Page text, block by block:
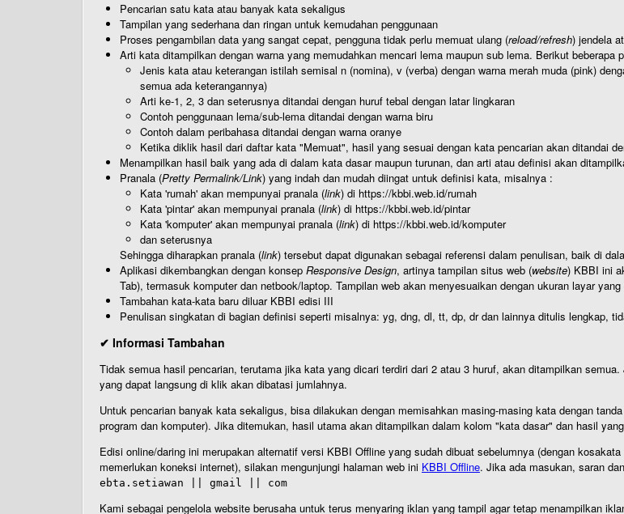
Pencarian satu kata atau banyak kata sekaligus
Tampilan yang sederhana dan ringan untuk kemudahan penggunaan
Proses pengambilan data yang sangat cepat, pengguna tidak perlu memuat ulang (reload/refresh) jendela
Arti kata ditampilkan dengan warna yang memudahkan mencari lema maupun sub lema. Berikut beberapa
Jenis kata atau keterangan istilah semisal n (nomina), v (verba) dengan warna merah muda (pink)
semua ada keterangannya)
Arti ke-1, 2, 3 dan seterusnya ditandai dengan huruf tebal dengan latar lingkaran
Contoh penggunaan lema/sub-lema ditandai dengan warna biru
Contoh dalam peribahasa ditandai dengan warna oranye
Ketika diklik hasil dari daftar kata "Memuat", hasil yang sesuai dengan kata pencarian akan ditandai
Menampilkan hasil baik yang ada di dalam kata dasar maupun turunan, dan arti atau definisi akan
Pranala (Pretty Permalink/Link) yang indah dan mudah diingat untuk definisi kata, misalnya :
Kata 'rumah' akan mempunyai pranala (link) di https://kbbi.web.id/rumah
Kata 'pintar' akan mempunyai pranala (link) di https://kbbi.web.id/pintar
Kata 'komputer' akan mempunyai pranala (link) di https://kbbi.web.id/komputer
dan seterusnya
Sehingga diharapkan pranala (link) tersebut dapat digunakan sebagai referensi dalam penulisan, baik di
Aplikasi dikembangkan dengan konsep Responsive Design, artinya tampilan situs web (website) KBBI ini
Tab), termasuk komputer dan netbook/laptop. Tampilan web akan menyesuaikan dengan ukuran layar yang
Tambahan kata-kata baru diluar KBBI edisi III
Penulisan singkatan di bagian definisi seperti misalnya: yg, dng, dl, tt, dp, dr dan lainnya ditulis lengkap,
✔ Informasi Tambahan
Tidak semua hasil pencarian, terutama jika kata yang dicari terdiri dari 2 atau 3 huruf, akan ditampilkan
yang dapat langsung di klik akan dibatasi jumlahnya.
Untuk pencarian banyak kata sekaligus, bisa dilakukan dengan memisahkan masing-masing kata dengan
program dan komputer). Jika ditemukan, hasil utama akan ditampilkan dalam kolom "kata dasar" dan hasil
Edisi online/daring ini merupakan alternatif versi KBBI Offline yang sudah dibuat sebelumnya (dengan
memerlukan koneksi internet), silakan mengunjungi halaman web ini KBBI Offline. Jika ada masukan, saran
ebta.setiawan || gmail || com
Kami sebagai pengelola website berusaha untuk terus menyaring iklan yang tampil agar tetap menampilkan